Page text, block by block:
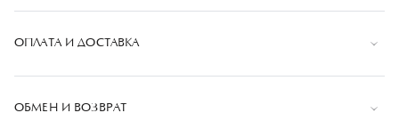
ОПЛАТА И ДОСТАВКА
Оплата
ОБМЕН И ВОЗВРАТ